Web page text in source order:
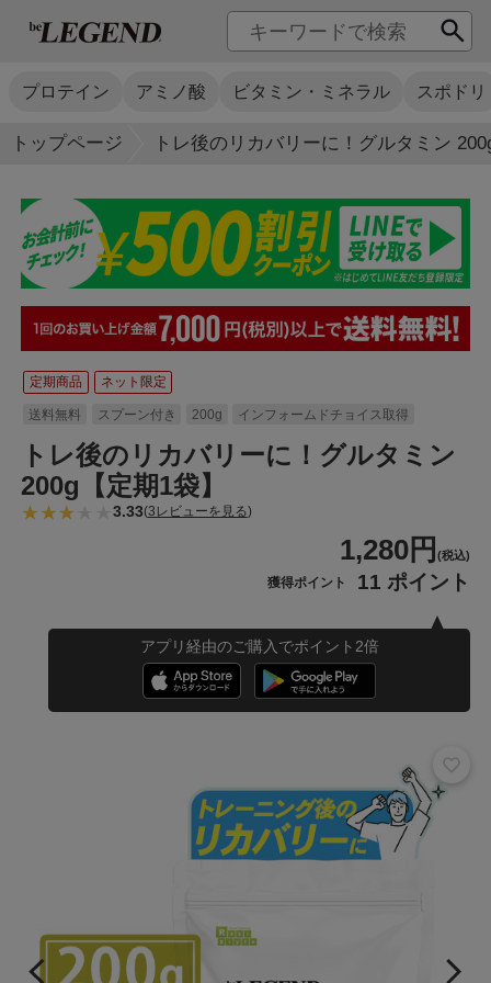
プロテイン アミノ酸 ビタミン・ミネラル スポドリ
トップページ トレ後のリカバリーに！グルタミン
定期商品 ネット限定
送料無料 スプーン付き 200g インフォームドチョイス取得
トレ後のリカバリーに！グルタミン
200g【定期1袋】
3.33(3レビューを見る)
1,280円 (税込)
獲得ポイント 11 ポイント
アプリ経由のご購入でポイント2倍